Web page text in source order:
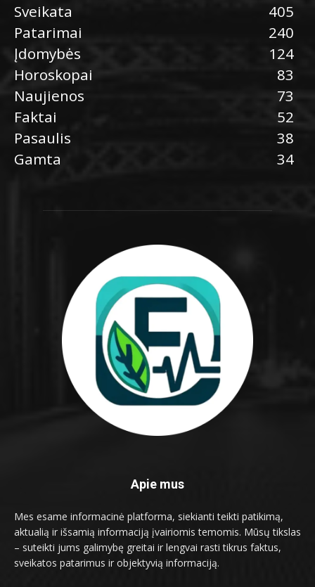
Sveikata
405
Patarimai
240
Įdomybės
124
Horoskopai
83
Naujienos
73
Faktai
52
Pasaulis
38
Gamta
34
Apie mus
Mes esame informacinė platforma, siekianti teikti patikimą,
aktualią ir išsamią informaciją įvairiomis temomis. Mūsų tikslas
– suteikti jums galimybę greitai ir lengvai rasti tikrus faktus,
sveikatos patarimus ir objektyvią informaciją.